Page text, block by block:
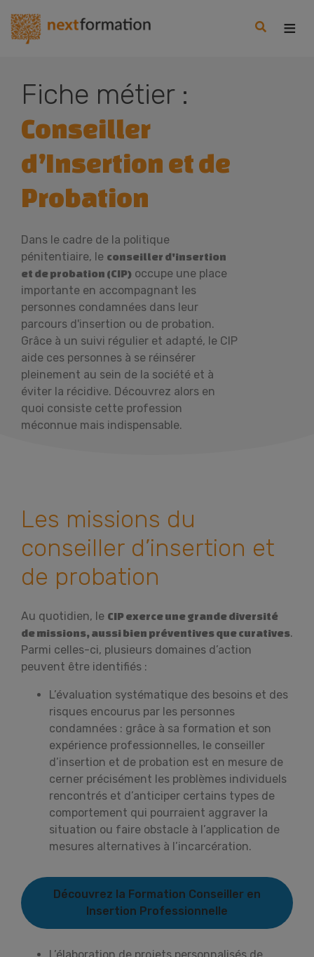
Nextformation
Fiche métier :
Conseiller
d’Insertion et de
Probation
Dans le cadre de la politique
pénitentiaire, le conseiller d'insertion
et de probation (CIP) occupe une place
importante en accompagnant les
personnes condamnées dans leur
parcours d'insertion ou de probation.
Grâce à un suivi régulier et adapté, le CIP
aide ces personnes à se réinsérer
pleinement au sein de la société et à
éviter la récidive. Découvrez alors en
quoi consiste cette profession
méconnue mais indispensable.
Les missions du
conseiller d’insertion et
de probation
Au quotidien, le CIP exerce une grande diversité
de missions, aussi bien préventives que curatives.
Parmi celles-ci, plusieurs domaines d’action
peuvent être identifiés :
L’évaluation systématique des besoins et des
risques encourus par les personnes
condamnées : grâce à sa formation et son
expérience professionnelles, le conseiller
d’insertion et de probation est en mesure de
cerner précisément les problèmes individuels
rencontrés et d’anticiper certains types de
comportement qui pourraient aggraver la
situation ou faire obstacle à l’application de
mesures alternatives à l’incarcération.
Découvrez la Formation Conseiller en
Insertion Professionnelle